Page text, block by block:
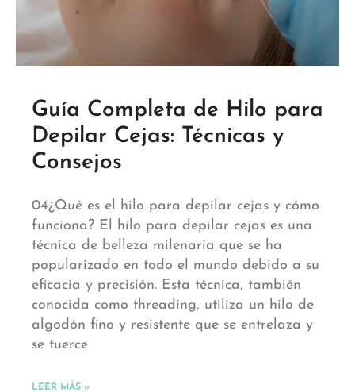
Guía Completa de Hilo para
Depilar Cejas: Técnicas y
Consejos
04¿Qué es el hilo para depilar cejas y cómo
funciona? El hilo para depilar cejas es una
técnica de belleza milenaria que se ha
popularizado en todo el mundo debido a su
eficacia y precisión. Esta técnica, también
conocida como threading, utiliza un hilo de
algodón fino y resistente que se entrelaza y
se tuerce
LEER MÁS »